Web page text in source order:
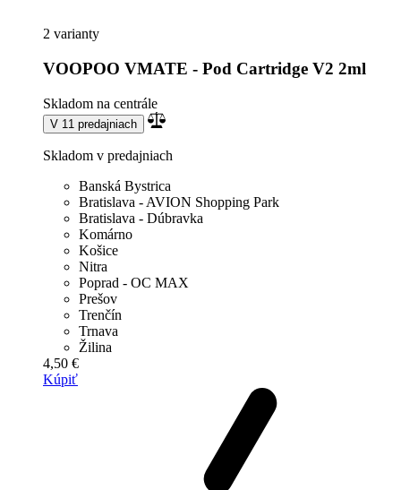
2 varianty
VOOPOO VMATE - Pod Cartridge V2 2ml
Skladom na centrále
V 11 predajniach
Skladom v predajniach
Banská Bystrica
Bratislava - AVION Shopping Park
Bratislava - Dúbravka
Komárno
Košice
Nitra
Poprad - OC MAX
Prešov
Trenčín
Trnava
Žilina
4,50 €
Kúpiť